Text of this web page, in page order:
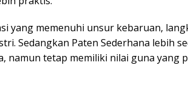
yang memenuhi unsur kebaruan,
Sedangkan Paten Sederhana lebih
namun tetap memiliki nilai guna yang